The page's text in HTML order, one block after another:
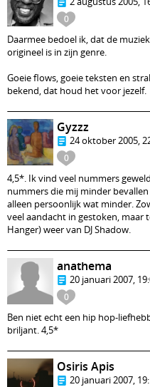
0
Daarmee bedoel ik, dat de
origineel is in zijn genre.
Goeie flows, goeie teksten en
bekend, dat houd het voor jezelf.
0
Gyzzz
24 oktober 2005,
4,5*. Ik vind veel nummers
nummers die mij minder
alleen persoonlijk wat minder.
veel aandacht in gestoken,
Hanger) weer van DJ Shadow.
0
anathema
20 januari 2007,
Ben niet echt een hip hop-
briljant. 4,5*
Osiris Apis
20 januari 2007,